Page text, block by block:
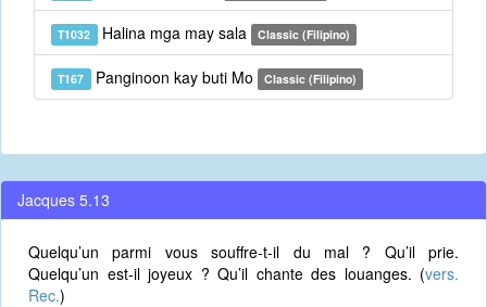
T1032 Halina mga may sala Classic (Filipino)
T167 Panginoon kay buti Mo Classic (Filipino)
Jacques 5.13
Quelqu’un parmi vous souffre-t-il du mal ? Qu’il prie.
Quelqu’un est-il joyeux ? Qu’il chante des louanges. (vers.
Rec.)